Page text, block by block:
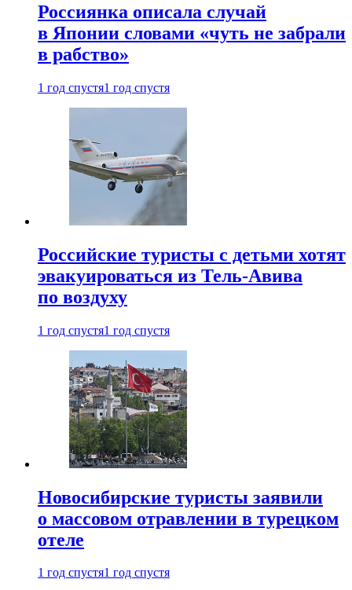
Россиянка описала случай
в Японии словами «чуть не забрали
в рабство»
1 год спустя1 год спустя
Российские туристы с детьми хотят
эвакуироваться из Тель-Авива
по воздуху
1 год спустя1 год спустя
Новосибирские туристы заявили
о массовом отравлении в турецком
отеле
1 год спустя1 год спустя